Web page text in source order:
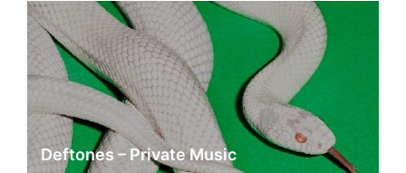
Deftones – Private Music